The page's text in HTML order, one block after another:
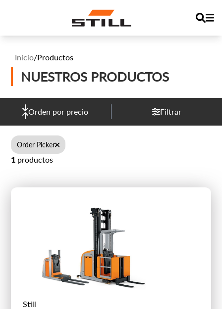
Inicio/Productos
NUESTROS PRODUCTOS
Orden por precio Filtrar
Order Picker
1 productos
Still